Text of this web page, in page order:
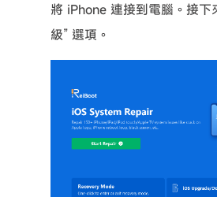
將 iPhone 連接到電腦。接下
級” 選項。